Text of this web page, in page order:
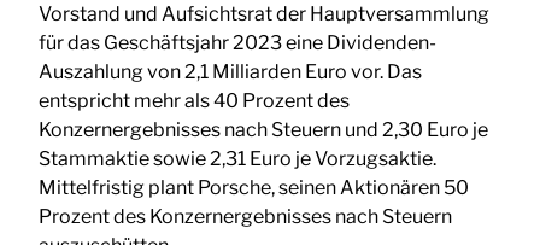
Vorstand und Aufsichtsrat der Hauptversammlung
für das Geschäftsjahr 2023 eine Dividenden-
Auszahlung von 2,1 Milliarden Euro vor. Das
entspricht mehr als 40 Prozent des
Konzernergebnisses nach Steuern und 2,30 Euro je
Stammaktie sowie 2,31 Euro je Vorzugsaktie.
Mittelfristig plant Porsche, seinen Aktionären 50
Prozent des Konzernergebnisses nach Steuern